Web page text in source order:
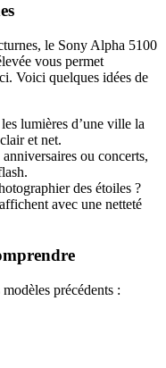
le Sony Alpha 5100
vous permet
Voici quelques idées de
lumières d’une ville la
et net.
ou concerts,
des étoiles ?
avec une netteté
précédents :